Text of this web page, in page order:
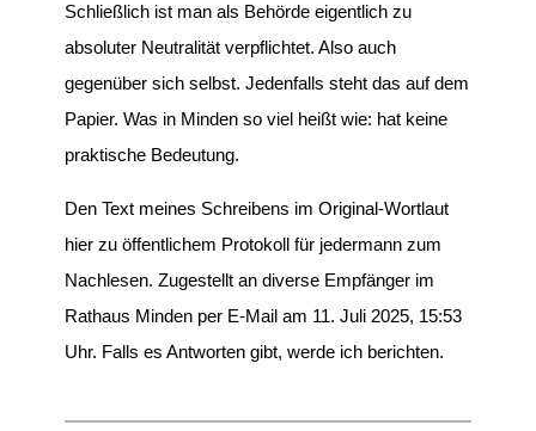
Schließlich ist man als Behörde eigentlich zu
absoluter Neutralität verpflichtet. Also auch
gegenüber sich selbst. Jedenfalls steht das auf dem
Papier. Was in Minden so viel heißt wie: hat keine
praktische Bedeutung.
Den Text meines Schreibens im Original-Wortlaut
hier zu öffentlichem Protokoll für jedermann zum
Nachlesen. Zugestellt an diverse Empfänger im
Rathaus Minden per E-Mail am 11. Juli 2025, 15:53
Uhr. Falls es Antworten gibt, werde ich berichten.